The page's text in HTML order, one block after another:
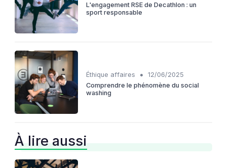
L'engagement RSE de Decathlon : un
sport responsable
Éthique affaires •
12/06/2025
Comprendre le phénomène du social
washing
À lire aussi